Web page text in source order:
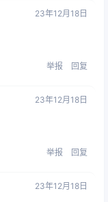
23年12月18日
举报 回复
23年12月18日
举报 回复
23年12月18日